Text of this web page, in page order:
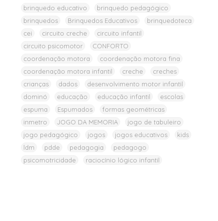
brinquedo educativo
brinquedo pedagógico
brinquedos
Brinquedos Educativos
brinquedoteca
cei
circuito creche
circuito infantil
circuito psicomotor
CONFORTO
coordenação motora
coordenação motora fina
coordenação motora infantil
creche
creches
crianças
dados
desenvolvimento motor infantil
dominó
educação educação infantil
escolas
espuma
Espumados
formas geométricas
inmetro
JOGO DA MEMORIA
jogo de tabuleiro
jogo pedagógico
jogos jogos educativos
kids
ldm
pdde pedagogia
pedagogo
psicomotricidade
raciocínio lógico infantil